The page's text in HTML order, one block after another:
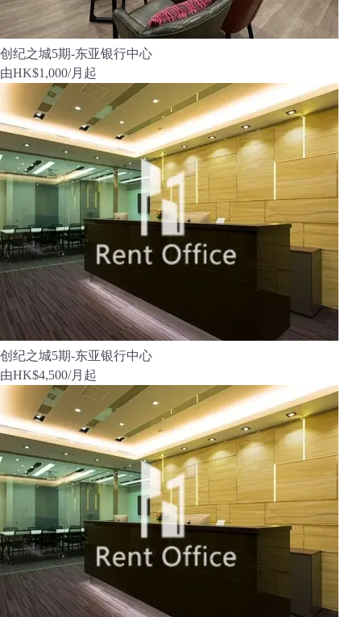
创纪之城5期-东亚银行中心
由HK$1,000/月起
创纪之城5期-东亚银行中心
由HK$4,500/月起